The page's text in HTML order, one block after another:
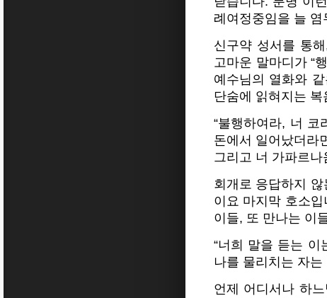
례여정중임을 늘
신구약 성서를 통
고마운 말마디가 “
예수님의 열화와
단숨에 읽혀지는
“불행하여라, 너 코
돈에서 일어났더라
그리고 너 가파르
회개로 응답하지
이요 마지막 호소
이들, 또 만나는 이
“너희 말을 듣는 이
나를 물리치는 자
언제 어디서나 하